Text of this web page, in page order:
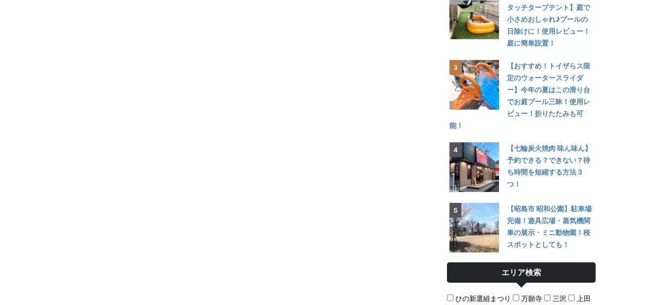
タッチタープテント】庭で
小さめおしゃれ♪プールの
日除けに！使用レビュー！
庭に簡単設置！
【おすすめ！トイザらス限
定のウォータースライダ
ー】今年の夏はこの滑り台
でお庭プール三昧！使用レ
ビュー！折りたたみも可
能！
【七輪炭火焼肉 味ん味ん】
予約できる？できない？待
ち時間を短縮する方法３
つ！
【昭島市 昭和公園】駐車場
完備！遊具広場・蒸気機関
車の展示・ミニ動物園！桜
スポットとしても！
エリア検索
ひの新選組まつり 万願寺 三沢
上田